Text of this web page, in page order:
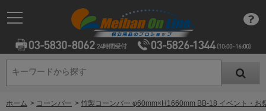
キーワードから探す
キーワードから探す
ホーム > コーンバー > 竹製コーンバー φ60mm×H1660mm BB-18 イベント・お